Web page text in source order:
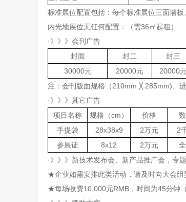
标准展位配置包括：每个标准展位三面墙
内光地展位无任何配置：（需36㎡起租）
·》》》 会刊广告
封面
封二 封三
30000元
20000元 20000
注：会刊版面规格（210mm ╳ 285mm)、
·》》》 其它广告
项目名称
规格（cm） 价格
手提袋
28x38x9 2万元 2
参展证
8x12 2万元
·》》》 新技术发布会、新产品推广会，专
★企业如需安排此类活动，请及时向大会组
★每场收费10,000元RMB，时间为45分钟